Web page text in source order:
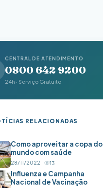
CENTRAL DE ATENDIMENTO
0800 642 9200
24h · Serviço Gratuito
RELACIONADAS
Como aproveitar a copa do
mundo com saúde
28/11/2022 13
Influenza e Campanha
Nacional de Vacinação